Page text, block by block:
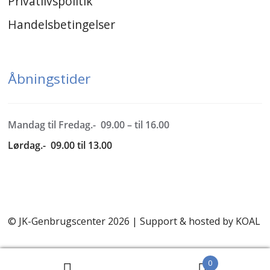
Handelsbetingelser
Åbningstider
Mandag til Fredag.- 09.00 – til 16.00
Lørdag.- 09.00 til 13.00
© JK-Genbrugscenter 2026 | Support & hosted by KOAL
0